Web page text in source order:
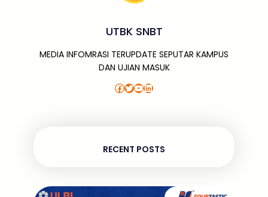
UTBK SNBT
MEDIA INFOMRASI TERUPDATE SEPUTAR KAMPUS
DAN UJIAN MASUK
Facebook Twitter YouTube LinkedIn
RECENT POSTS